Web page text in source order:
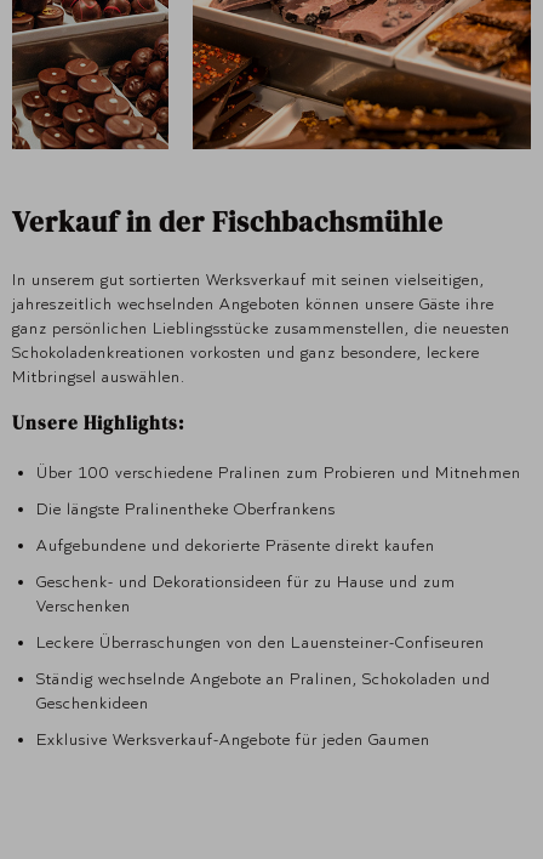
Verkauf in der Fischbachsmühle
In unserem gut sortierten Werksverkauf mit seinen vielseitigen,
jahreszeitlich wechselnden Angeboten können unsere Gäste ihre
ganz persönlichen Lieblingsstücke zusammenstellen, die neuesten
Schokoladenkreationen vorkosten und ganz besondere, leckere
Mitbringsel auswählen.
Unsere Highlights:
Über 100 verschiedene Pralinen zum Probieren und Mitnehmen
Die längste Pralinentheke Oberfrankens
Aufgebundene und dekorierte Präsente direkt kaufen
Geschenk- und Dekorationsideen für zu Hause und zum
Verschenken
Leckere Überraschungen von den Lauensteiner-Confiseuren
Ständig wechselnde Angebote an Pralinen, Schokoladen und
Geschenkideen
Exklusive Werksverkauf-Angebote für jeden Gaumen